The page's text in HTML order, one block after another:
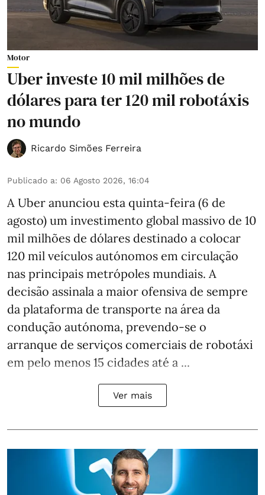
Motor
Uber investe 10 mil milhões de
dólares para ter 120 mil robotáxis
no mundo
Ricardo Simões Ferreira
Publicado a: 06 Agosto 2026, 16:04
A Uber anunciou esta quinta-feira (6 de
agosto) um investimento global massivo de 10
mil milhões de dólares destinado a colocar
120 mil veículos autónomos em circulação
nas principais metrópoles mundiais. A
decisão assinala a maior ofensiva de sempre
da plataforma de transporte na área da
condução autónoma, prevendo-se o
arranque de serviços comerciais de robotáxi
em pelo menos 15 cidades até a ...
Ver mais